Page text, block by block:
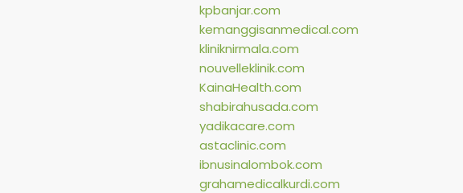
kpbanjar.com
kemanggisanmedical.com
kliniknirmala.com
nouvelleklinik.com
KainaHealth.com
shabirahusada.com
yadikacare.com
astaclinic.com
ibnusinalombok.com
grahamedicalkurdi.com